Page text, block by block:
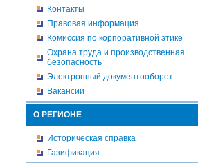
Контакты
Правовая информация
Комиссия по корпоративной этике
Охрана труда и производственная
безопасность
Электронный документооборот
Вакансии
О РЕГИОНЕ
Историческая справка
Газификация